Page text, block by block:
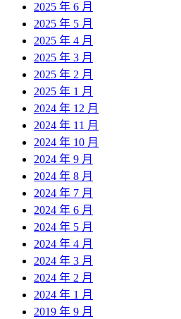
2025 年 6 月
2025 年 5 月
2025 年 4 月
2025 年 3 月
2025 年 2 月
2025 年 1 月
2024 年 12 月
2024 年 11 月
2024 年 10 月
2024 年 9 月
2024 年 8 月
2024 年 7 月
2024 年 6 月
2024 年 5 月
2024 年 4 月
2024 年 3 月
2024 年 2 月
2024 年 1 月
2019 年 9 月